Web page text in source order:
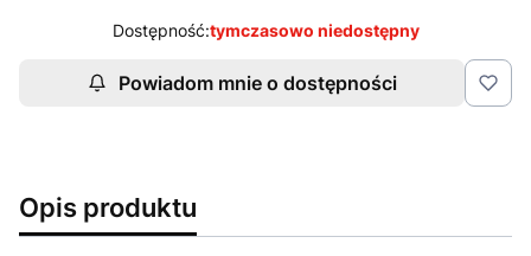
Dostępność:tymczasowo niedostępny
Powiadom mnie o dostępności
Opis produktu